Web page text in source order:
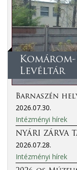
Levéltár
Barnaszén
2026.07.30.
Intézményi hírek
NYÁRI ZÁRVA
2026.07.28.
Intézményi hírek